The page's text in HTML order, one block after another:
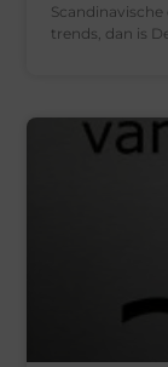
trends, dan is